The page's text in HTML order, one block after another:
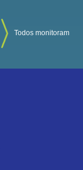
Todos monitoram